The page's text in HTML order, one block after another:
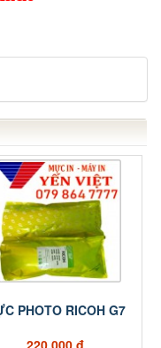
PHOTO RICOH G7
220.000 đ